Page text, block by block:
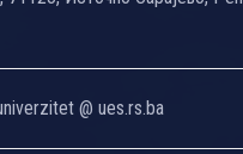
@ ues.rs.ba